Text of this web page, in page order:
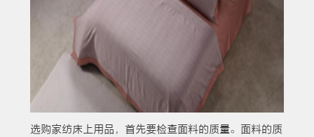
选购家纺床上用品，首先要检查面料的质量。面料的质